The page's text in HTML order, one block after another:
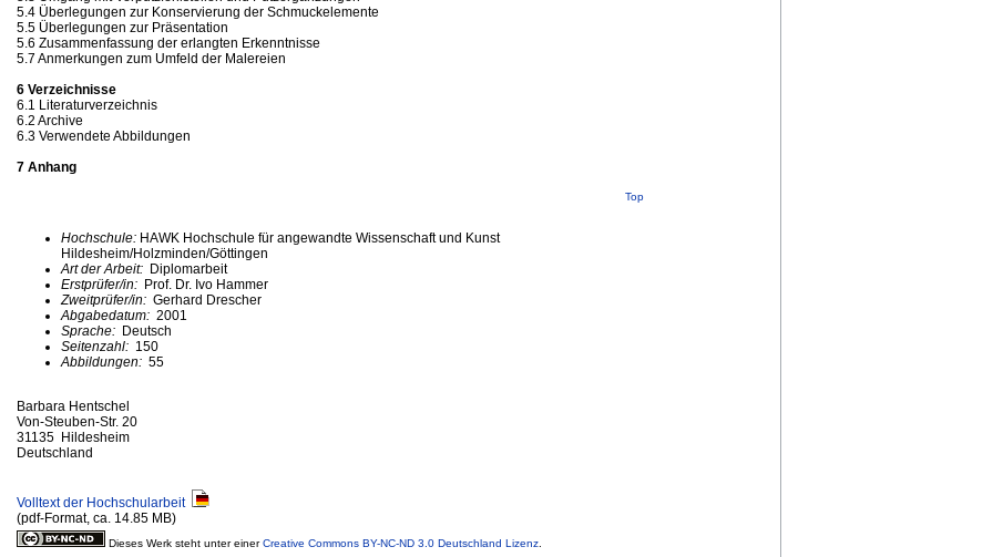
5.4 Überlegungen zur Konservierung der Schmuckelemente
5.5 Überlegungen zur Präsentation
5.6 Zusammenfassung der erlangten Erkenntnisse
5.7 Anmerkungen zum Umfeld der Malereien
6 Verzeichnisse
6.1 Literaturverzeichnis
6.2 Archive
6.3 Verwendete Abbildungen
7 Anhang
Top
Hochschule: HAWK Hochschule für angewandte Wissenschaft und Kunst
Hildesheim/Holzminden/Göttingen
Art der Arbeit: Diplomarbeit
Erstprüfer/in: Prof. Dr. Ivo Hammer
Zweitprüfer/in: Gerhard Drescher
Abgabedatum: 2001
Sprache: Deutsch
Seitenzahl: 150
Abbildungen: 55
Barbara Hentschel
Von-Steuben-Str. 20
31135 Hildesheim
Deutschland
Volltext der Hochschularbeit
(pdf-Format, ca. 14.85 MB)
Dieses Werk steht unter einerCreative Commons BY-NC-ND 3.0 Deutschland Lizenz